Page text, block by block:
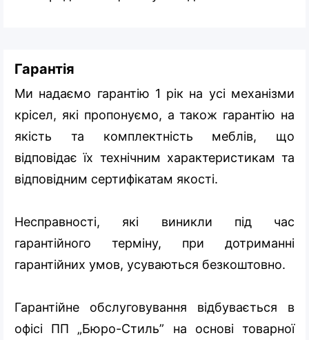
Гарантія
Ми надаємо гарантію 1 рік на усі механізми
крісел, які пропонуємо, а також гарантію на
якість та комплектність меблів, що
відповідає їх технічним характеристикам та
відповідним сертифікатам якості.
Несправності, які виникли під час
гарантійного терміну, при дотриманні
гарантійних умов, усуваються безкоштовно.
Гарантійне обслуговування відбувається в
офісі ПП „Бюро-Стиль” на основі товарної